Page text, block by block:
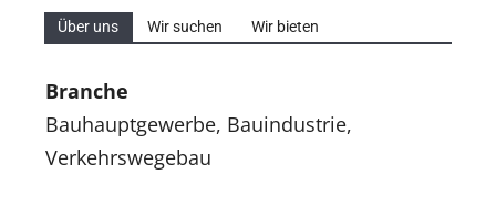
Über uns Wir suchen Wir bieten
Branche
Bauhauptgewerbe, Bauindustrie,
Verkehrswegebau